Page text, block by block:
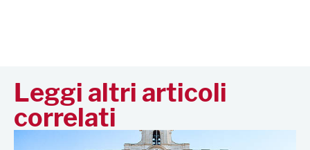
Leggi altri articoli
correlati